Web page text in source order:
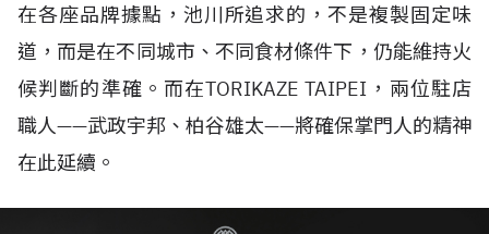
在各座品牌據點，池川所追求的，不是複製固定味
道，而是在不同城市、不同食材條件下，仍能維持火
候判斷的準確。而在TORIKAZE TAIPEI ，兩位駐店
職人——武政宇邦、柏谷雄太——將確保掌門人的精神
在此延續。